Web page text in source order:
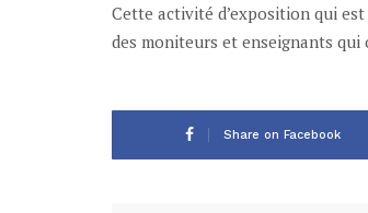
Cette activité d’exposition qui
des moniteurs et enseignants
Share on Facebook